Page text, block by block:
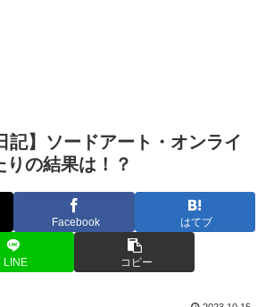
記】ソードアート・オンライ
りの結果は！？
Facebook はてブ
LINE コピー